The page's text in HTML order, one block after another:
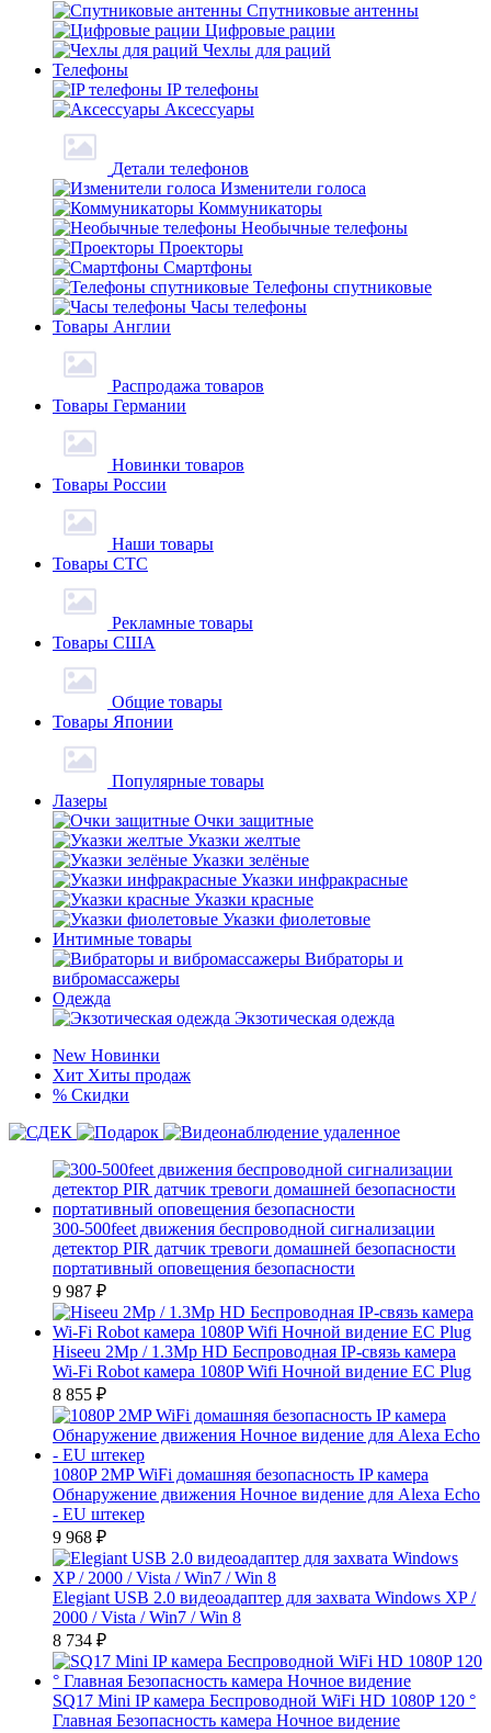
Спутниковые антенны
Цифровые рации
Чехлы для раций
Телефоны
IP телефоны
Аксессуары
Детали телефонов
Изменители голоса
Коммуникаторы
Необычные телефоны
Проекторы
Смартфоны
Телефоны спутниковые
Часы телефоны
Товары Англии
Распродажа товаров
Товары Германии
Новинки товаров
Товары России
Наши товары
Товары СТС
Рекламные товары
Товары США
Общие товары
Товары Японии
Популярные товары
Лазеры
Очки защитные
Указки желтые
Указки зелёные
Указки инфракрасные
Указки красные
Указки фиолетовые
Интимные товары
Вибраторы и
вибромассажеры
Одежда
Экзотическая одежда
New Новинки
Хит Хиты продаж
% Скидки
300-500feet движения беспроводной сигнализации
детектор PIR датчик тревоги домашней безопасности
портативный оповещения безопасности
9 987 ₽
Hiseeu 2Mp / 1.3Mp HD Беспроводная IP-связь камера
Wi-Fi Robot камера 1080P Wifi Ночной видение ЕС Plug
8 855 ₽
1080P 2MP WiFi домашняя безопасность IP камера
Обнаружение движения Ночное видение для Alexa Echo
- EU штекер
9 968 ₽
Elegiant USB 2.0 видеоадаптер для захвата Windows XP /
2000 / Vista / Win7 / Win 8
8 734 ₽
SQ17 Mini IP камера Беспроводной WiFi HD 1080P 120 °
Главная Безопасность камера Ночное видение